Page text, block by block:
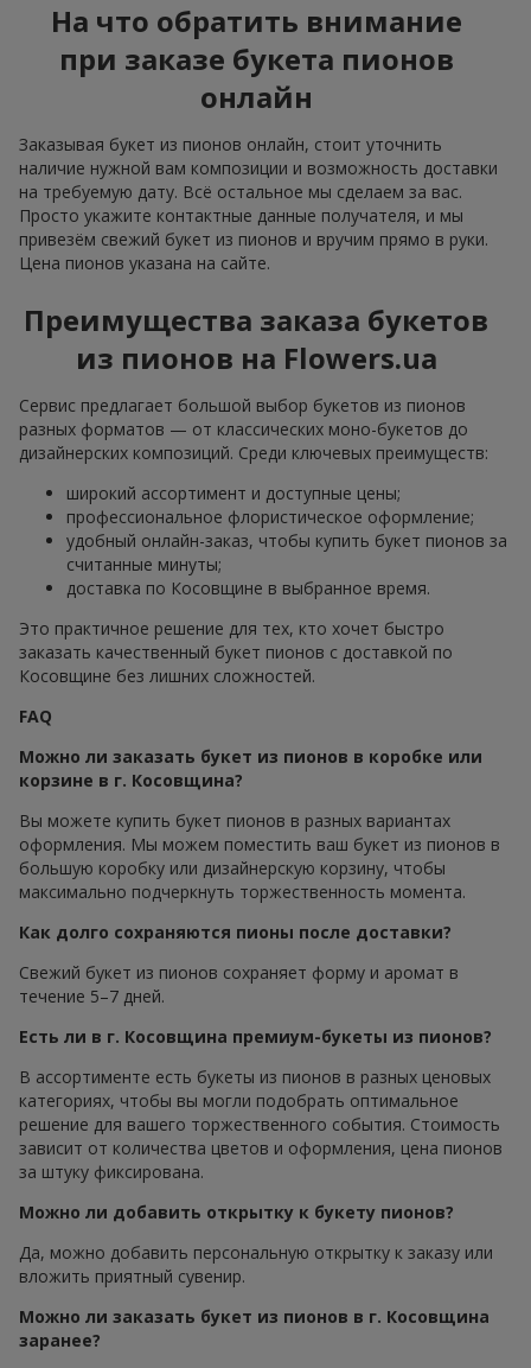
На что обратить внимание
при заказе букета пионов
онлайн
Заказывая букет из пионов онлайн, стоит уточнить
наличие нужной вам композиции и возможность доставки
на требуемую дату. Всё остальное мы сделаем за вас.
Просто укажите контактные данные получателя, и мы
привезём свежий букет из пионов и вручим прямо в руки.
Цена пионов указана на сайте.
Преимущества заказа букетов
из пионов на Flowers.ua
Сервис предлагает большой выбор букетов из пионов
разных форматов — от классических моно-букетов до
дизайнерских композиций. Среди ключевых преимуществ:
широкий ассортимент и доступные цены;
профессиональное флористическое оформление;
удобный онлайн-заказ, чтобы купить букет пионов за
считанные минуты;
доставка по Косовщине в выбранное время.
Это практичное решение для тех, кто хочет быстро
заказать качественный букет пионов с доставкой по
Косовщине без лишних сложностей.
FAQ
Можно ли заказать букет из пионов в коробке или
корзине в г. Косовщина?
Вы можете купить букет пионов в разных вариантах
оформления. Мы можем поместить ваш букет из пионов в
большую коробку или дизайнерскую корзину, чтобы
максимально подчеркнуть торжественность момента.
Как долго сохраняются пионы после доставки?
Свежий букет из пионов сохраняет форму и аромат в
течение 5–7 дней.
Есть ли в г. Косовщина премиум-букеты из пионов?
В ассортименте есть букеты из пионов в разных ценовых
категориях, чтобы вы могли подобрать оптимальное
решение для вашего торжественного события. Стоимость
зависит от количества цветов и оформления, цена пионов
за штуку фиксирована.
Можно ли добавить открытку к букету пионов?
Да, можно добавить персональную открытку к заказу или
вложить приятный сувенир.
Можно ли заказать букет из пионов в г. Косовщина
заранее?